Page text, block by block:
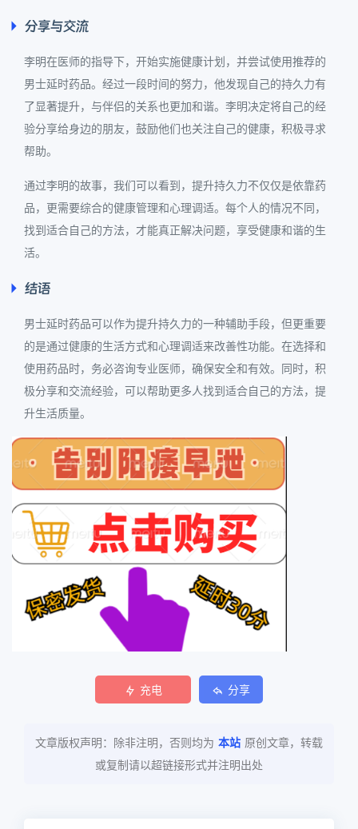
分享与交流
李明在医师的指导下，开始实施健康计划，并尝试使用推荐的
男士延时药品。经过一段时间的努力，他发现自己的持久力有
了显著提升，与伴侣的关系也更加和谐。李明决定将自己的经
验分享给身边的朋友，鼓励他们也关注自己的健康，积极寻求
帮助。
通过李明的故事，我们可以看到，提升持久力不仅仅是依靠药
品，更需要综合的健康管理和心理调适。每个人的情况不同，
找到适合自己的方法，才能真正解决问题，享受健康和谐的生
活。
结语
男士延时药品可以作为提升持久力的一种辅助手段，但更重要
的是通过健康的生活方式和心理调适来改善性功能。在选择和
使用药品时，务必咨询专业医师，确保安全和有效。同时，积
极分享和交流经验，可以帮助更多人找到适合自己的方法，提
升生活质量。
充电 分享
文章版权声明：除非注明，否则均为 本站 原创文章，转载
或复制请以超链接形式并注明出处